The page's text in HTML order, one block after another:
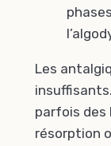
Les
parfois des
résorption